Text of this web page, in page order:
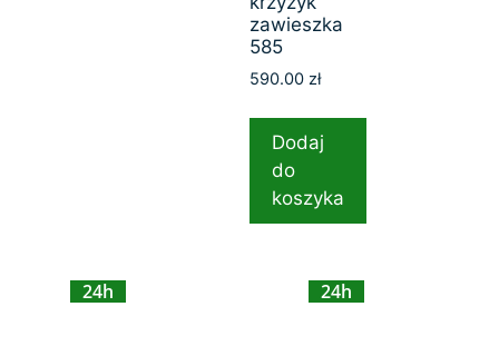
zawieszka
585
590.00 zł
Dodaj
do
koszyka
24h 24h